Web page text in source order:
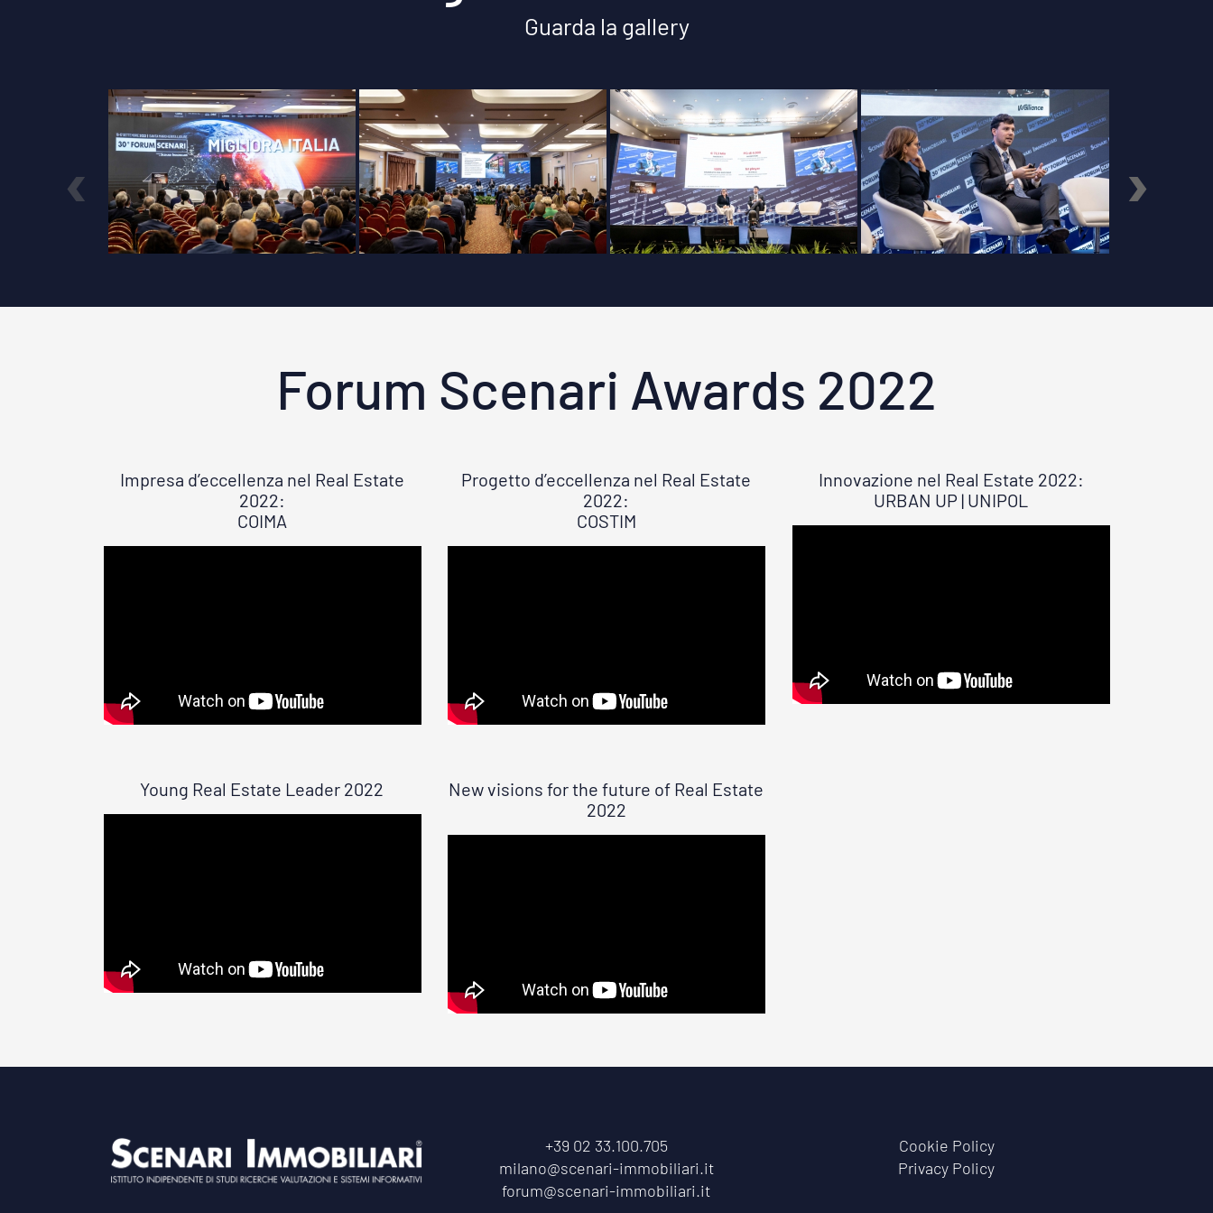
Guarda la gallery
‹ ›
Forum Scenari Awards 2022
Impresa d’eccellenza nel Real Estate
2022:
COIMA
Progetto d’eccellenza nel Real Estate
2022:
COSTIM
Innovazione nel Real Estate 2022:
URBAN UP | UNIPOL
Young Real Estate Leader 2022
New visions for the future of Real Estate
2022
+39 02 33.100.705
milano@scenari-immobiliari.it
forum@scenari-immobiliari.it
Cookie Policy
Privacy Policy